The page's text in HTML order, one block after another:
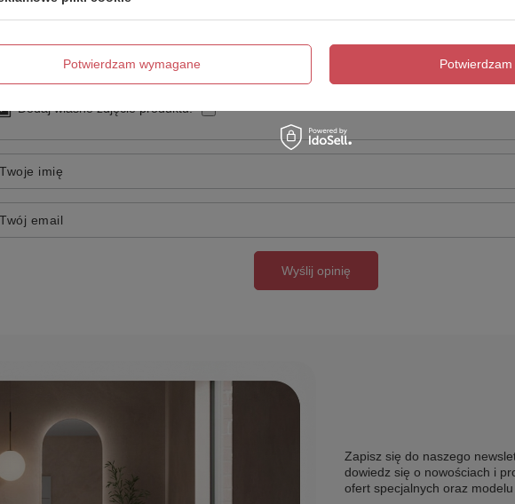
Dodaj własne zdjęcie produktu:
Twoje imię
Twój email
Wyślij opinię
Zapisz się do naszego
dowiedz się o nowościach i
ofert specjalnych oraz
Potwierdzam wymagane